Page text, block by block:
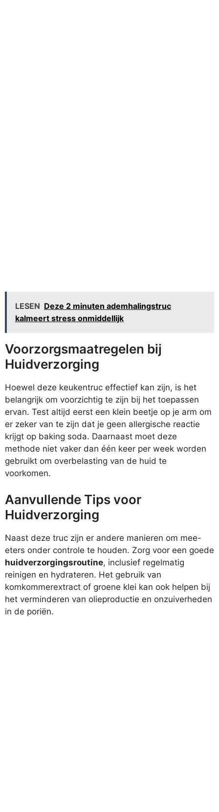
LESEN Deze 2 minuten ademhalingstruc
kalmeert stress onmiddellijk
Voorzorgsmaatregelen bij
Huidverzorging
Hoewel deze keukentruc effectief kan zijn, is het
belangrijk om voorzichtig te zijn bij het toepassen
ervan. Test altijd eerst een klein beetje op je arm om
er zeker van te zijn dat je geen allergische reactie
krijgt op baking soda. Daarnaast moet deze
methode niet vaker dan één keer per week worden
gebruikt om overbelasting van de huid te
voorkomen.
Aanvullende Tips voor
Huidverzorging
Naast deze truc zijn er andere manieren om mee-
eters onder controle te houden. Zorg voor een goede
huidverzorgingsroutine, inclusief regelmatig
reinigen en hydrateren. Het gebruik van
komkommerextract of groene klei kan ook helpen bij
het verminderen van olieproductie en onzuiverheden
in de poriën.